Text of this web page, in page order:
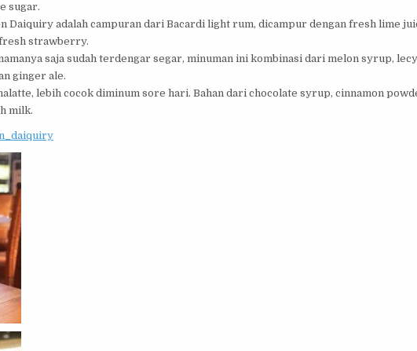
sugar.
Daiquiry adalah campuran dari Bacardi light rum, dicampur dengan fresh lime
strawberry.
saja sudah terdengar segar, minuman ini kombinasi dari melon syrup,
ginger ale.
lebih cocok diminum sore hari. Bahan dari chocolate syrup, cinnamon
milk.